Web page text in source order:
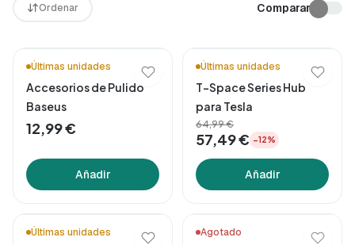
Ordenar Comparar
Últimas unidades
Accesorios de Pulido
Baseus
12,99 €
Añadir
Últimas unidades
T-Space Series Hub
para Tesla
64,99 €
57,49 € −12%
Añadir
Últimas unidades Agotado